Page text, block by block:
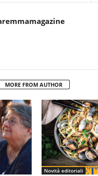
MORE FROM AUTHOR
Novità editoriali